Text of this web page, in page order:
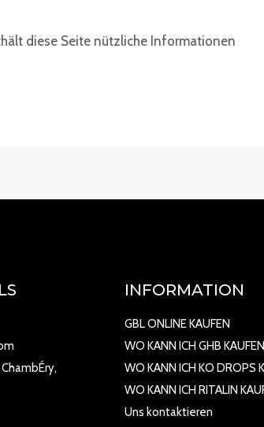
diese Seite nützliche Informationen
INFORMATION
GBL ONLINE KAUFEN
WO KANN ICH GHB
WO KANN ICH KO DROPS
WO KANN ICH RITALIN
Uns kontaktieren